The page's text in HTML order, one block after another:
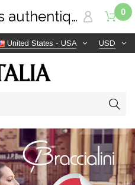
USD
United States - USA
0
Produits italiens authentiques, livraison gratuite dans le monde entier | TutITALIA